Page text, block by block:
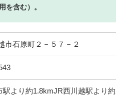
を含む）。
市石原町２－５７－２
駅より約1.8kmJR西川越駅より